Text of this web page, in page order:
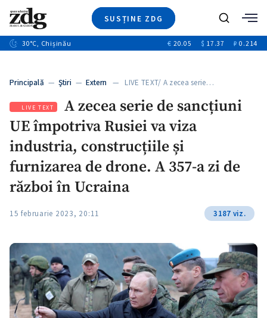
SUSȚINE ZDG
Ştiri
+9
Special
+1
Blog
+1
Caută
30°C, Chișinău € 20.05 $ 17.37 ₽ 0.214
Principală — Ştiri — Extern — LIVE TEXT/ A zecea serie…
LIVE TEXT
A zecea serie de sancțiuni
UE împotriva Rusiei va viza
industria, construcțiile și
furnizarea de drone. A 357-a zi de
război în Ucraina
15 februarie 2023, 20:11 3187 viz.